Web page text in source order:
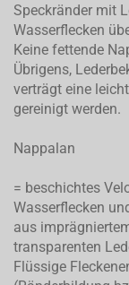
Speckränder mit
Wasserflecken
Keine fettende
Übrigens,
verträgt eine
gereinigt werden.
Nappalan
= beschichtes
Wasserflecken
aus
transparenten
Flüssige